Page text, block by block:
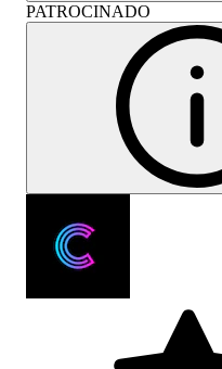
PATROCINADO